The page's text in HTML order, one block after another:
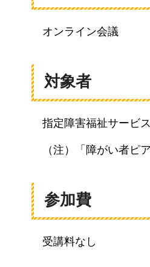
オンライン会議
対象者
指定障害福祉サービ
（注）「 障がい者ピ
参加費
受講料なし